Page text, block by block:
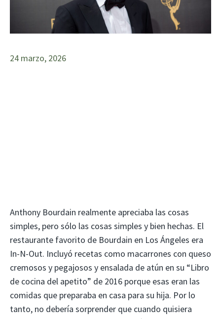
24 marzo, 2026
Anthony Bourdain realmente apreciaba las cosas
simples, pero sólo las cosas simples y bien hechas. El
restaurante favorito de Bourdain en Los Ángeles era
In-N-Out. Incluyó recetas como macarrones con queso
cremosos y pegajosos y ensalada de atún en su “Libro
de cocina del apetito” de 2016 porque esas eran las
comidas que preparaba en casa para su hija. Por lo
tanto, no debería sorprender que cuando quisiera